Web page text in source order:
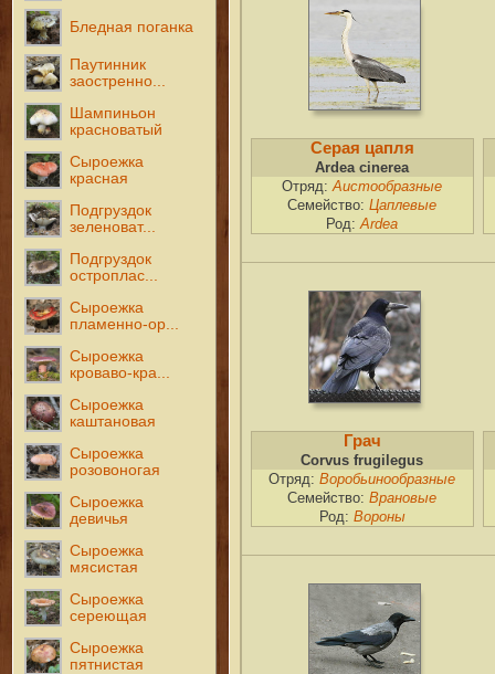
Бледная поганка
Паутинник
заостренно...
Шампиньон
красноватый
Сыроежка
красная
Подгруздок
зеленоват...
Подгруздок
остроплас...
Сыроежка
пламенно-ор...
Сыроежка
кроваво-кра...
Сыроежка
каштановая
Сыроежка
розовоногая
Сыроежка
девичья
Сыроежка
мясистая
Сыроежка
сереющая
Сыроежка
пятнистая
Серая цапля
Ardea cinerea
Отряд:Аистообразные
Семейство:Цаплевые
Род:Ardea
Грач
Corvus frugilegus
Отряд:Воробьинообразные
Семейство:Врановые
Род: Вороны